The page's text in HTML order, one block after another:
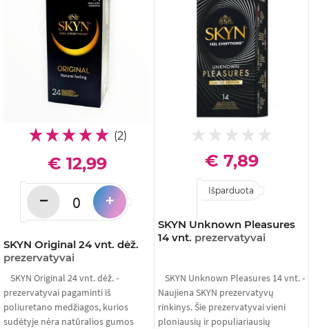
(2)
SKYN Original 24 vnt. dėž.
prezervatyvai
€ 12,99
− +
SKYN Original 24 vnt. dėž. -
prezervatyvai pagaminti iš
poliuretano medžiagos, kurios
sudėtyje nėra natūralios gumos
SKYN Unknown Pleasures
14 vnt. prezervatyvai
€ 7,89
Išparduota
SKYN Unknown Pleasures 14 vnt. -
Naujiena SKYN prezervatyvų
rinkinys. Šie prezervatyvai vieni
ploniausių ir populiariausių